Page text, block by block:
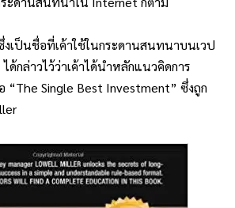
งเป็นชื่อที่เค้าใช้ในกระดานสนทนาบนเวป
ด้กล่าวไว้ว่าเค้าได้นำหลักแนวคิดการ
“The Single Best Investment” ซึ่งถูก